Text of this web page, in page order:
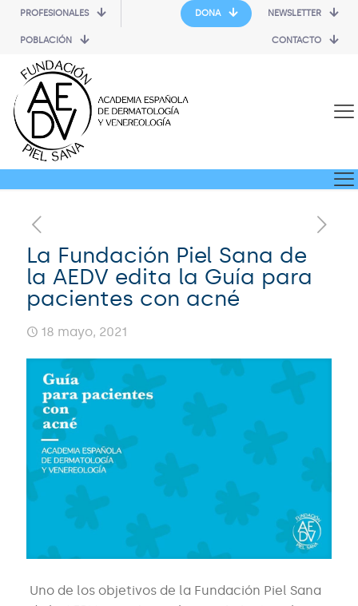
PROFESIONALES
POBLACIÓN
DONA NEWSLETTER
CONTACTO
La Fundación Piel Sana de
la AEDV edita la Guía para
pacientes con acné
18 mayo, 2021
Uno de los objetivos de la Fundación Piel Sana